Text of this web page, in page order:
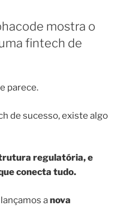
mostra o
fintech de
parece.
de sucesso, existe algo
regulatória, e
conecta tudo.
anova